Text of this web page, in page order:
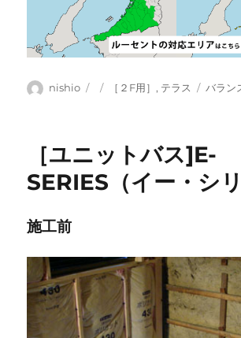
投
nishio
投
カ
ー
［２F用］, テラス
タ
バラン
［ユニットバス]E-
SERIES（イー・シリ
施工前